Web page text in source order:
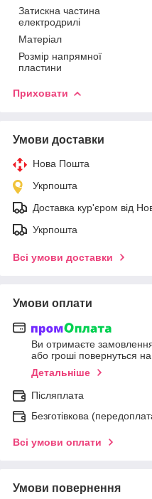
Затискна частина
електродрилі
Матеріал
Розмір напрямної
пластини
Приховати
Умови доставки
Нова Пошта
Укрпошта
Доставка кур'єром від
Укрпошта
Всі умови доставки
Умови оплати
Ви отримаєте
або гроші повернуться
Детальніше
Післяплата
Безготівкова
Всі умови оплати
Умови повернення